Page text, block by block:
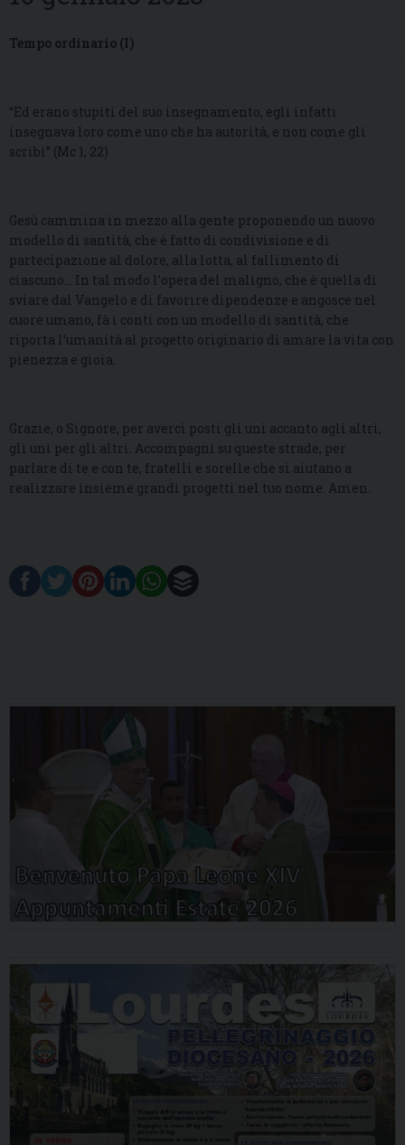
Tempo ordinario (I)
“Ed erano stupiti del suo insegnamento, egli infatti
insegnava loro come uno che ha autorità, e non come gli
scribi” (Mc 1, 22)
Gesù cammina in mezzo alla gente proponendo un nuovo
modello di santità, che è fatto di condivisione e di
partecipazione al dolore, alla lotta, al fallimento di
ciascuno… In tal modo l’opera del maligno, che è quella di
sviare dal Vangelo e di favorire dipendenze e angosce nel
cuore umano, fà i conti con un modello di santità, che
riporta l’umanità al progetto originario di amare la vita con
pienezza e gioia.
Grazie, o Signore, per averci posti gli uni accanto agli altri,
gli uni per gli altri. Accompagni su queste strade, per
parlare di te e con te, fratelli e sorelle che si aiutano a
realizzare insieme grandi progetti nel tuo nome. Amen.